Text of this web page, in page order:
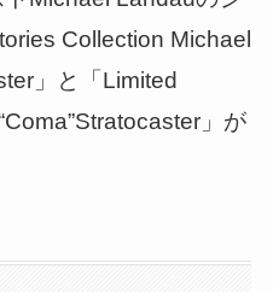
Collection Michael
」と「Limited
」が